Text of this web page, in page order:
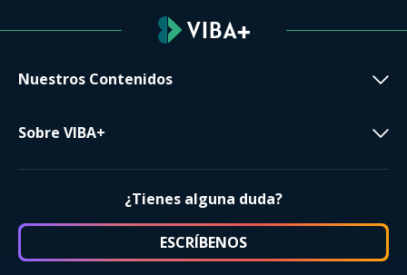
Nuestros Contenidos
Sobre VIBA+
¿Tienes alguna duda?
ESCRÍBENOS